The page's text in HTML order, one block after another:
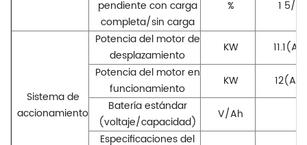
pendiente con carga
completa/sin carga
% 1 5/15
Sistema de
accionamiento
Potencia del motor de
desplazamiento
KW
Potencia del motor en
funcionamiento
KW
Batería estándar
(voltaje/capacidad)
V/Ah
Especificaciones del